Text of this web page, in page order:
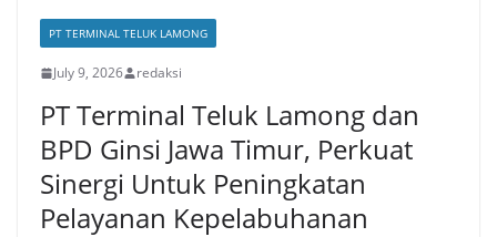
PT TERMINAL TELUK LAMONG
July 9, 2026 redaksi
PT Terminal Teluk Lamong dan
BPD Ginsi Jawa Timur, Perkuat
Sinergi Untuk Peningkatan
Pelayanan Kepelabuhanan